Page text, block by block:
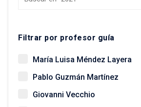
Filtrar por profesor guía
María Luisa Méndez Layera
Pablo Guzmán Martínez
Giovanni Vecchio